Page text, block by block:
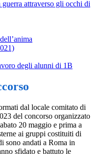
attraverso gli occhi di
degli alunni di 1B
dal locale comitato di
del concorso organizzato
20 maggio e prima a
ai gruppi costituiti di
sono andati a Roma in
sfidato e battuto le